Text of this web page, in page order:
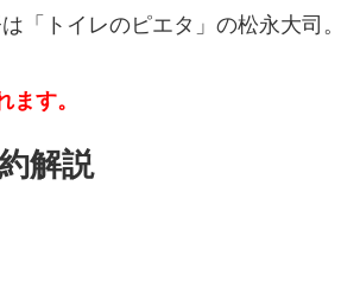
「トイレのピエタ」の松永大司
す。
解説